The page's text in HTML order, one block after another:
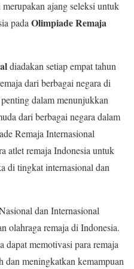
ajang seleksi untuk
pada Olimpiade Remaja
diadakan setiap empat tahun
dari berbagai negara di
dalam menunjukkan
dari berbagai negara dalam
Remaja Internasional
atlet remaja Indonesia untuk
di tingkat internasional dan
dan Internasional
olahraga remaja di Indonesia.
memotivasi para remaja
meningkatkan kemampuan